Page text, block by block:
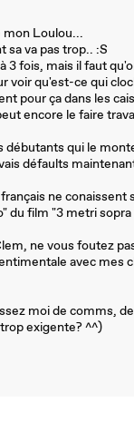
mon Loulou...
sa va pas trop.. :S
3 fois, mais il faut
voir qu'est-ce qui
pour ça dans les
encore le faire
débutants qui le
défaults
ne conaissent
du film "3 metri sopra
ne vous foutez
avec mes
moi de comms,
exigente? ^^)